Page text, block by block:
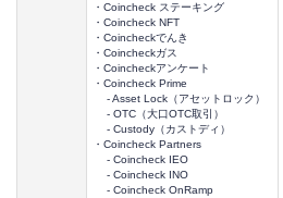
・Coincheck ステーキング
・Coincheck NFT
・Coincheckでんき
・Coincheckガス
・Coincheckアンケート
・Coincheck Prime
- Asset Lock（アセットロック）
- OTC（大口OTC取引）
- Custody（カストディ）
・Coincheck Partners
- Coincheck IEO
- Coincheck INO
- Coincheck OnRamp